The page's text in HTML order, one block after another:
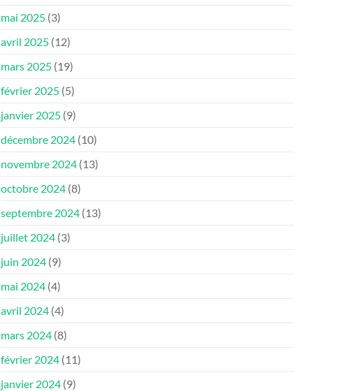
mai 2025 (3)
avril 2025 (12)
mars 2025 (19)
février 2025 (5)
janvier 2025 (9)
décembre 2024 (10)
novembre 2024 (13)
octobre 2024 (8)
septembre 2024 (13)
juillet 2024 (3)
juin 2024 (9)
mai 2024 (4)
avril 2024 (4)
mars 2024 (8)
février 2024 (11)
janvier 2024 (9)